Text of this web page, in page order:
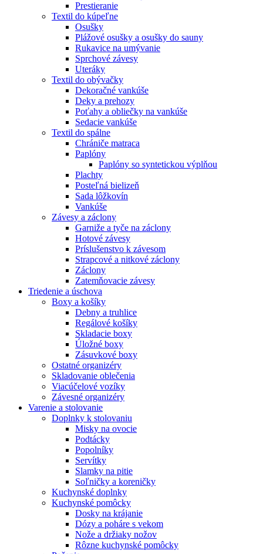
Prestieranie
Textil do kúpeľne
Osušky
Plážové osušky a osušky do sauny
Rukavice na umývanie
Sprchové závesy
Uteráky
Textil do obývačky
Dekoračné vankúše
Deky a prehozy
Poťahy a obliečky na vankúše
Sedacie vankúše
Textil do spálne
Chrániče matraca
Paplóny
Paplóny so syntetickou výplňou
Plachty
Posteľná bielizeň
Sada lôžkovín
Vankúše
Závesy a záclony
Garniže a tyče na záclony
Hotové závesy
Príslušenstvo k závesom
Strapcové a nitkové záclony
Záclony
Zatemňovacie závesy
Triedenie a úschova
Boxy a košíky
Debny a truhlice
Regálové košíky
Skladacie boxy
Úložné boxy
Zásuvkové boxy
Ostatné organizéry
Skladovanie oblečenia
Viacúčelové vozíky
Závesné organizéry
Varenie a stolovanie
Doplnky k stolovaniu
Misky na ovocie
Podtácky
Popolníky
Servítky
Slamky na pitie
Soľničky a koreničky
Kuchynské doplnky
Kuchynské pomôcky
Dosky na krájanie
Dózy a poháre s vekom
Nože a držiaky nožov
Rôzne kuchynské pomôcky